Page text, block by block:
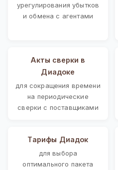
урегулирования убытков
и обмена с агентами
Акты сверки в
Диадоке
для сокращения времени
на периодические
сверки с поставщиками
Тарифы Диадок
для выбора
оптимального пакета